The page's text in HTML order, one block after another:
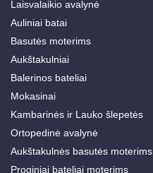
Laisvalaikio avalynė
Auliniai batai
Basutės moterims
Aukštakulniai
Balerinos bateliai
Mokasinai
Kambarinės ir Lauko šlepetės
Ortopedinė avalynė
Aukštakulnės basutės moterims
Proginiai bateliai moterims